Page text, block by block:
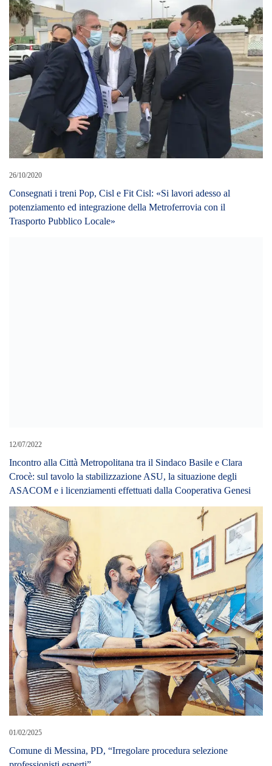
26/10/2020
Consegnati i treni Pop, Cisl e Fit Cisl: «Si lavori adesso al
potenziamento ed integrazione della Metroferrovia con il
Trasporto Pubblico Locale»
01/02/2025
Comune di Messina, PD, “Irregolare procedura selezione
professionisti esperti”
LEAVE A REPLY